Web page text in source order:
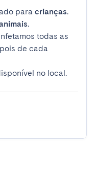
para crianças.
.
todas as
de cada
no local.